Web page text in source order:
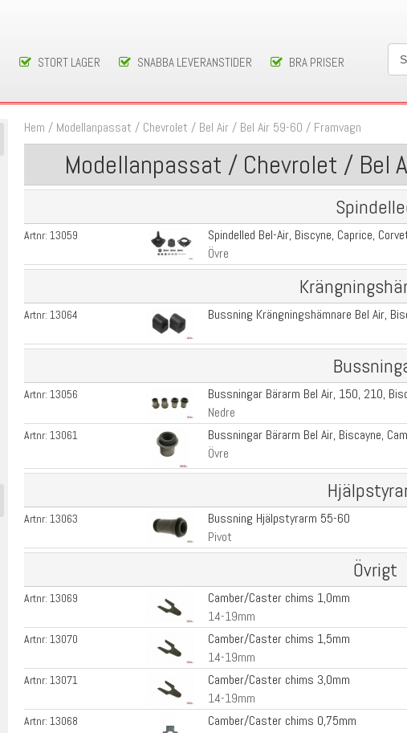
STORT LAGER SNABBA LEVERANSTIDER BRA PRISER
Hem / Modellanpassat / Chevrolet / Bel Air / Bel Air 59-60 / Framvagn
Modellanpassat / Chevrolet / Bel
Artnr:13059
Spindelled Bel-Air, Biscyne, Caprice,
Övre
Artnr:13064 Bussning Krängningshämnare Bel Air,
Artnr:13056
Bussningar Bärarm Bel Air, 150, 210,
Nedre
Artnr:13061
Bussningar Bärarm Bel Air, Biscayne,
Övre
Artnr:13063
Bussning Hjälpstyrarm 55-60
Pivot
Övrigt
Artnr:13069
Camber/Caster chims 1,0mm
14-19mm
Artnr:13070
Camber/Caster chims 1,5mm
14-19mm
Artnr:13071
Camber/Caster chims 3,0mm
14-19mm
Artnr:13068
Camber/Caster chims 0,75mm